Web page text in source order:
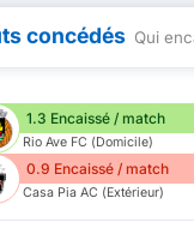
concédés Qui
1.3 Encaissé / match
Rio Ave FC (Domicile)
0.9 Encaissé / match
Casa Pia AC (Extérieur)